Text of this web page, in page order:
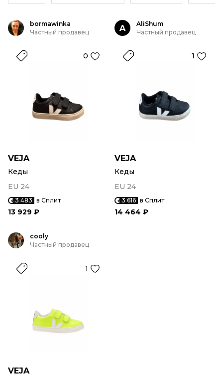
bormawinka
Частный продавец
0
VEJA
Кеды
EU 24
3 483 в Сплит
13 929 ₽
A
AliShum
Частный продавец
1
VEJA
Кеды
EU 24
3 616 в Сплит
14 464 ₽
cooly
Частный продавец
1
VEJA